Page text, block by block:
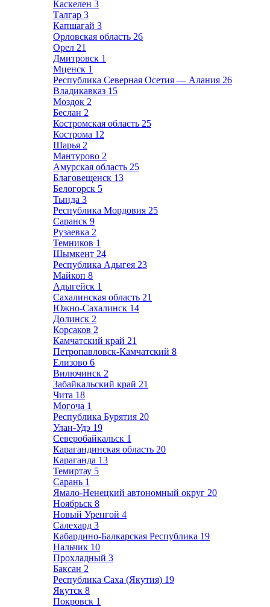
Каскелен 3
Талгар 3
Капшагай 3
Орловская область 26
Орел 21
Дмитровск 1
Мценск 1
Республика Северная Осетия — Алания 26
Владикавказ 15
Моздок 2
Беслан 2
Костромская область 25
Кострома 12
Шарья 2
Мантурово 2
Амурская область 25
Благовещенск 13
Белогорск 5
Тында 3
Республика Мордовия 25
Саранск 9
Рузаевка 2
Темников 1
Шымкент 24
Республика Адыгея 23
Майкоп 8
Адыгейск 1
Сахалинская область 21
Южно-Сахалинск 14
Долинск 2
Корсаков 2
Камчатский край 21
Петропавловск-Камчатский 8
Елизово 6
Вилючинск 2
Забайкальский край 21
Чита 18
Могоча 1
Республика Бурятия 20
Улан-Удэ 19
Северобайкальск 1
Карагандинская область 20
Караганда 13
Темиртау 5
Сарань 1
Ямало-Ненецкий автономный округ 20
Ноябрьск 8
Новый Уренгой 4
Салехард 3
Кабардино-Балкарская Республика 19
Нальчик 10
Прохладный 3
Баксан 2
Республика Саха (Якутия) 19
Якутск 8
Покровск 1